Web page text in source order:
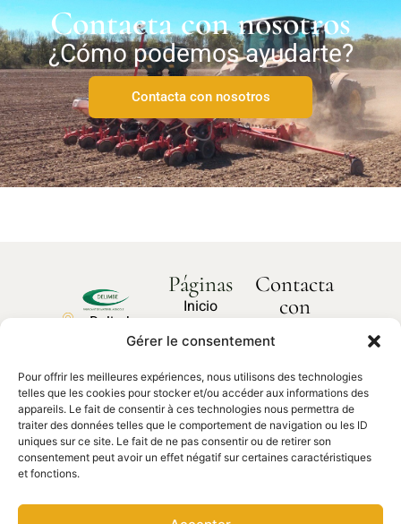
Gérer le consentement
Pour offrir les meilleures expériences, nous utilisons des technologies
telles que les cookies pour stocker et/ou accéder aux informations des
appareils. Le fait de consentir à ces technologies nous permettra de
traiter des données telles que le comportement de navigation ou les ID
uniques sur ce site. Le fait de ne pas consentir ou de retirer son
consentement peut avoir un effet négatif sur certaines caractéristiques
et fonctions.
Contacta con nosotros
¿Cómo podemos ayudarte?
Contacta con nosotros
Delimbe
Abbaye
Bonport
27340,
Pont de
l'Arche
27 62
Páginas
Inicio
Sobre
Nuestros
productos
Piezas de
recambio
Contacta
con
nosotros
¿Cómo
ayudarte?
Contacta
con
nosotros